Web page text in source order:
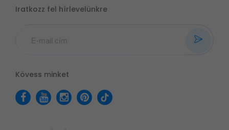
Iratkozz fel hírlevelünkre
Kövess minket